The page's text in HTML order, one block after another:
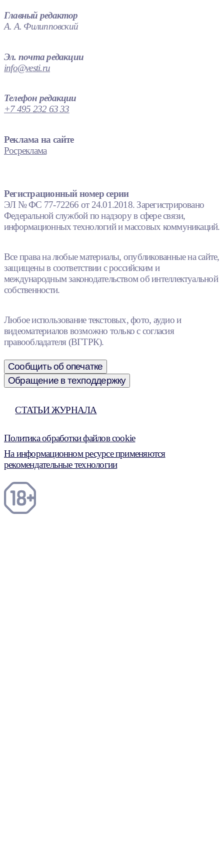
Главный редактор
А. А. Филипповский
Эл. почта редакции
info@vesti.ru
Телефон редакции
+7 495 232 63 33
Реклама на сайте
Росреклама
Регистрационный номер серии
ЭЛ № ФС 77-72266 от 24.01.2018. Зарегистрировано
Федеральной службой по надзору в сфере связи,
информационных технологий и массовых коммуникаций.
Все права на любые материалы, опубликованные на сайте,
защищены в соответствии с российским и
международным законодательством об интеллектуальной
собственности.
Любое использование текстовых, фото, аудио и
видеоматериалов возможно только с согласия
правообладателя (ВГТРК).
Сообщить об опечатке
Обращение в техподдержку
СТАТЬИ ЖУРНАЛА
Политика обработки файлов cookie
На информационном ресурсе применяются
рекомендательные технологии